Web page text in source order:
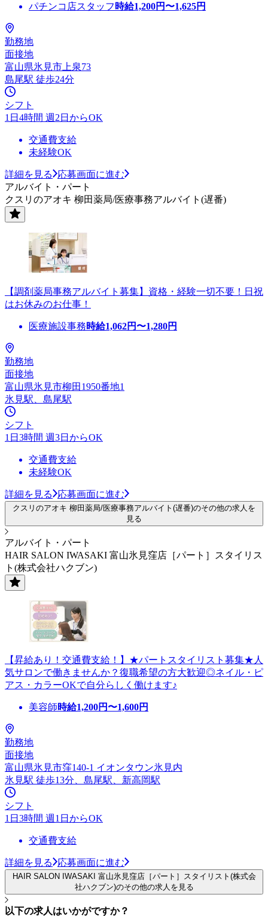
パチンコ店スタッフ 時給1,200円〜1,625円
勤務地
面接地
富山県氷見市上泉73
島尾駅 徒歩24分
シフト
1日4時間 週2日からOK
交通費支給
未経験OK
詳細を見る
応募画面に進む
アルバイト・パート
クスリのアオキ 柳田薬局/医療事務アルバイト(遅番)
【調剤薬局事務アルバイト募集】資格・経験一切不要！日祝
はお休みのお仕事！
医療施設事務時給1,062円〜1,280円
勤務地
面接地
富山県氷見市柳田1950番地1
氷見駅、島尾駅
シフト
1日3時間 週3日からOK
交通費支給
未経験OK
詳細を見る 応募画面に進む
クスリのアオキ 柳田薬局/医療事務アルバイト(遅番)のその他の求人を
見る
アルバイト・パート
HAIR SALON IWASAKI 富山氷見窪店［パート］スタイリス
ト(株式会社ハクブン)
【昇給あり！交通費支給！】★パートスタイリスト募集★人
気サロンで働きませんか？復職希望の方大歓迎◎ネイル・ピ
アス・カラーOKで自分らしく働けます♪
美容師時給1,200円〜1,600円
勤務地
面接地
富山県氷見市窪140-1 イオンタウン氷見内
氷見駅 徒歩13分、島尾駅、新高岡駅
シフト
1日3時間 週1日からOK
交通費支給
詳細を見る 応募画面に進む
HAIR SALON IWASAKI 富山氷見窪店［パート］スタイリスト(株式会
社ハクブン)のその他の求人を見る
以下の求人はいかがですか？